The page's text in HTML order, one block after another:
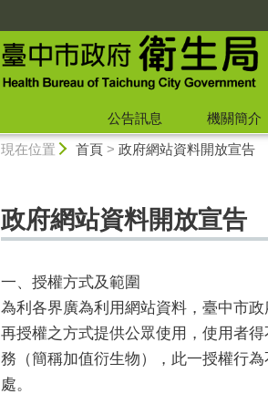
公告訊息 機關簡介
現在位置 首頁> 政府網站資料開放宣告
政府網站資料開放宣告
一、授權方式及範圍
為利各界廣為利用網站資料，臺中市
再授權之方式提供公眾使用，使用者
務（簡稱加值衍生物），此一授權行
處。